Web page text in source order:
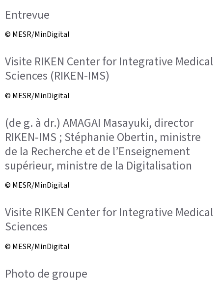
Entrevue
© MESR/MinDigital
Visite RIKEN Center for Integrative Medical
Sciences (RIKEN-IMS)
© MESR/MinDigital
(de g. à dr.) AMAGAI Masayuki, director
RIKEN-IMS ; Stéphanie Obertin, ministre
de la Recherche et de l’Enseignement
supérieur, ministre de la Digitalisation
© MESR/MinDigital
Visite RIKEN Center for Integrative Medical
Sciences
© MESR/MinDigital
Photo de groupe